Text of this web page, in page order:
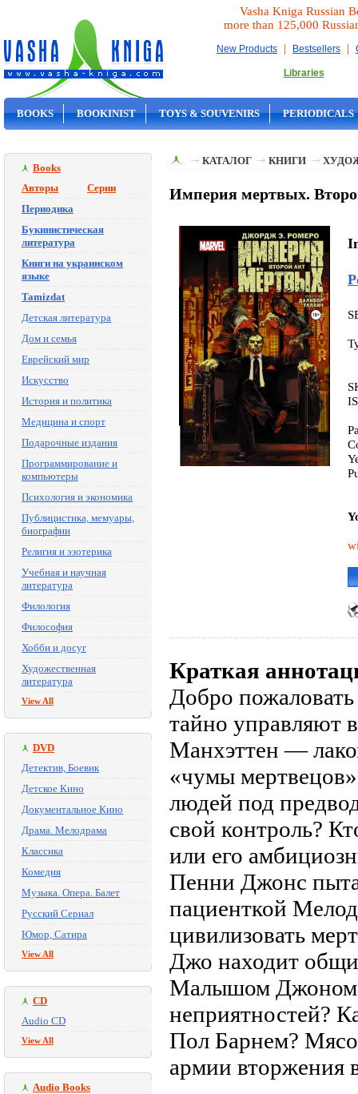
Vasha Kniga Russian
more than 125,000
New Products | Bestsellers |
Libraries
BOOKS BOOKINIST TOYS & SOUVENIRS PERIODICALS
Books
Авторы
Серии
Периодика
Букинистическая
литература
Книги на украинском
языке
Tamizdat
Детская литература
Дом и семья
Еврейский мир
Искусство
История и политика
Медицина и спорт
Подарочные издания
Программирование и
компьютеры
Психология и экономика
Публицистика, мемуары,
биографии
Религия и эзотерика
Учебная и научная
литература
Филология
Философия
Хобби и досуг
Художественная
литература
View All
DVD
Детектив, Боевик
Детское Кино
Документальное Кино
Драма. Мелодрама
Классика
Комедия
Музыка. Опера. Балет
Русский Сериал
Юмор, Сатира
View All
CD
Audio CD
View All
Audio Books
КАТАЛОГ КНИГИ
Империя мертвых.
Краткая
Добро
тайно управляют
Манхэттен —
«чумы
людей под
свой контроль?
или его
Пенни Джонс
пациенткой
цивилизовать
Джо находит
Малышом Джоном.
неприятностей?
Пол Барнем?
армии вторжения